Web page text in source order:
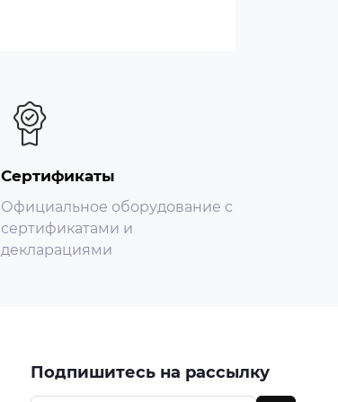
Сертификаты
Официальное оборудование с
сертификатами и
декларациями
Подпишитесь на рассылку